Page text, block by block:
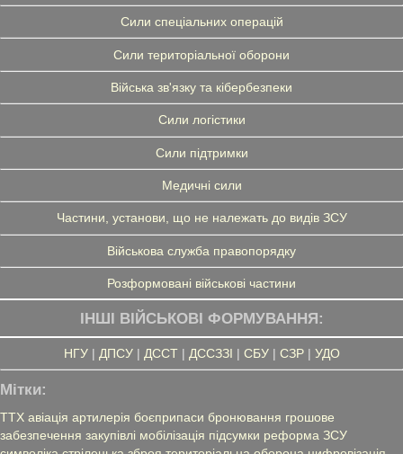
Сили спеціальних операцій
Сили територіальної оборони
Війська зв'язку та кібербезпеки
Сили логістики
Сили підтримки
Медичні сили
Частини, установи, що не належать до видів ЗСУ
Військова служба правопорядку
Розформовані військові частини
ІНШІ ВІЙСЬКОВІ ФОРМУВАННЯ:
НГУ| ДПСУ| ДССТ| ДССЗЗІ | СБУ| СЗР| УДО
Мітки:
ТТХ авіація артилерія боєприпаси бронювання грошове
забезпечення закупівлі мобілізація підсумки реформа ЗСУ